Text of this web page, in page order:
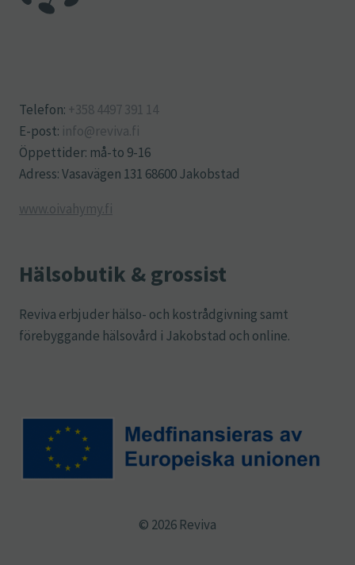
Telefon: +358 4497 391 14
E-post: info@reviva.fi
Öppettider: må-to 9-16
Adress: Vasavägen 131 68600 Jakobstad
www.oivahymy.fi
Hälsobutik & grossist
Reviva erbjuder hälso- och kostrådgivning samt
förebyggande hälsovård i Jakobstad och online.
© 2026 Reviva